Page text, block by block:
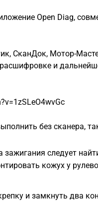
Open Diag,
СканДок, Мотор-
и
без сканера,
зажигания следует
кожух у
и замкнуть два